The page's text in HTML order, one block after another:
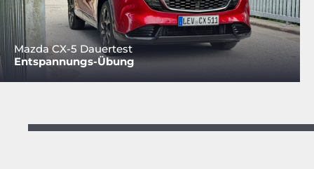
Mazda CX-5 Dauertest
Entspannungs-Übung